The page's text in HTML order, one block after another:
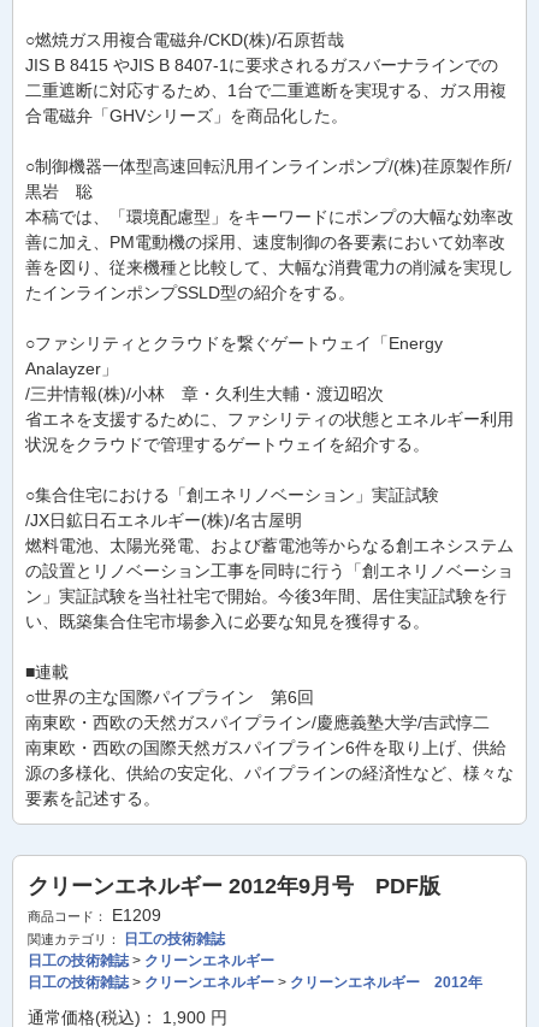
○燃焼ガス用複合電磁弁/CKD(株)/石原哲哉
JIS B 8415 やJIS B 8407-1に要求されるガスバーナラインでの
二重遮断に対応するため、1台で二重遮断を実現する、ガス用複
合電磁弁「GHVシリーズ」を商品化した。
○制御機器一体型高速回転汎用インラインポンプ/(株)荏原製作所/
黒岩 聡
本稿では、「環境配慮型」をキーワードにポンプの大幅な効率改
善に加え、PM電動機の採用、速度制御の各要素において効率改
善を図り、従来機種と比較して、大幅な消費電力の削減を実現し
たインラインポンプSSLD型の紹介をする。
○ファシリティとクラウドを繋ぐゲートウェイ「Energy
Analayzer」
/三井情報(株)/小林 章・久利生大輔・渡辺昭次
省エネを支援するために、ファシリティの状態とエネルギー利用
状況をクラウドで管理するゲートウェイを紹介する。
○集合住宅における「創エネリノベーション」実証試験
/JX日鉱日石エネルギー(株)/名古屋明
燃料電池、太陽光発電、および蓄電池等からなる創エネシステム
の設置とリノベーション工事を同時に行う「創エネリノベーショ
ン」実証試験を当社社宅で開始。今後3年間、居住実証試験を行
い、既築集合住宅市場参入に必要な知見を獲得する。
■連載
○世界の主な国際パイプライン 第6回
南東欧・西欧の天然ガスパイプライン/慶應義塾大学/吉武惇二
南東欧・西欧の国際天然ガスパイプライン6件を取り上げ、供給
源の多様化、供給の安定化、パイプラインの経済性など、様々な
要素を記述する。
クリーンエネルギー 2012年9月号 PDF版
商品コード： E1209
関連カテゴリ：
日工の技術雑誌
日工の技術雑誌> クリーンエネルギー
日工の技術雑誌> クリーンエネルギー > クリーンエネルギー 2012年
通常価格(税込)： 1,900 円